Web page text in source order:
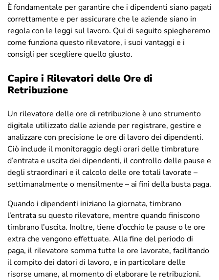
È fondamentale per garantire che i dipendenti siano pagati
correttamente e per assicurare che le aziende siano in
regola con le leggi sul lavoro. Qui di seguito spiegheremo
come funziona questo rilevatore, i suoi vantaggi e i
consigli per scegliere quello giusto.
Capire i Rilevatori delle Ore di
Retribuzione
Un rilevatore delle ore di retribuzione è uno strumento
digitale utilizzato dalle aziende per registrare, gestire e
analizzare con precisione le ore di lavoro dei dipendenti.
Ciò include il monitoraggio degli orari delle timbrature
d’entrata e uscita dei dipendenti, il controllo delle pause e
degli straordinari e il calcolo delle ore totali lavorate –
settimanalmente o mensilmente – ai fini della busta paga.
Quando i dipendenti iniziano la giornata, timbrano
l’entrata su questo rilevatore, mentre quando finiscono
timbrano l’uscita. Inoltre, tiene d’occhio le pause o le ore
extra che vengono effettuate. Alla fine del periodo di
paga, il rilevatore somma tutte le ore lavorate, facilitando
il compito dei datori di lavoro, e in particolare delle
risorse umane, al momento di elaborare le retribuzioni.